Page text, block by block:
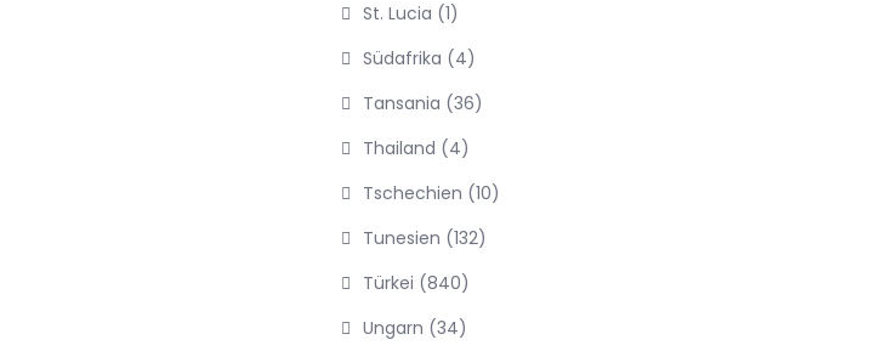
St. Lucia (1)
Südafrika (4)
Tansania (36)
Thailand (4)
Tschechien (10)
Tunesien (132)
Türkei (840)
Ungarn (34)